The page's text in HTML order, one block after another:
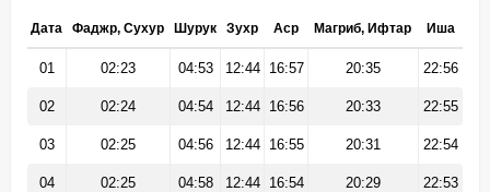
Дата Фаджр, Сухур Шурук Зухр Аср Магриб, Ифтар Иша
01 02:23 04:53 12:44 16:57 20:35 22:56
02 02:24 04:54 12:44 16:56 20:33 22:55
03 02:25 04:56 12:44 16:55 20:31 22:54
04 02:25 04:58 12:44 16:54 20:29 22:53